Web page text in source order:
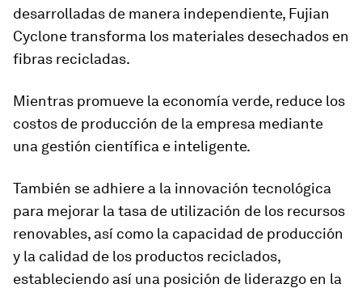
desarrolladas de manera independiente, Fujian
Cyclone transforma los materiales desechados en
fibras recicladas.
Mientras promueve la economía verde, reduce los
costos de producción de la empresa mediante
una gestión científica e inteligente.
También se adhiere a la innovación tecnológica
para mejorar la tasa de utilización de los recursos
renovables, así como la capacidad de producción
y la calidad de los productos reciclados,
estableciendo así una posición de liderazgo en la